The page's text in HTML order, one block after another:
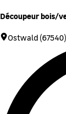
Découpeur bois/
Ostwald (67540)